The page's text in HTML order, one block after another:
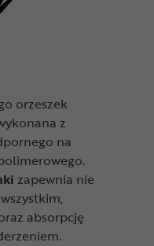
orzeszek
z
na
zapewnia nie
absorpcję